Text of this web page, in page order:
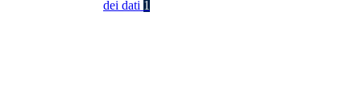
dei dati 1